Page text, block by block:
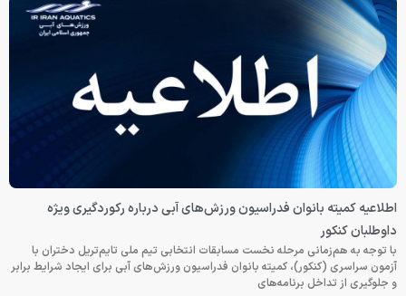
اطلاعیه کمیته بانوان فدراسیون ورزش‌های آبی درباره رکوردگیری ویژه
داوطلبان کنکور
با توجه به هم‌زمانی مرحله نخست مسابقات انتخابی تیم ملی تایم‌تریل دختران با
آزمون سراسری (کنکور)، کمیته بانوان فدراسیون ورزش‌های آبی برای ایجاد شرایط برابر
و جلوگیری از تداخل برنامه‌های